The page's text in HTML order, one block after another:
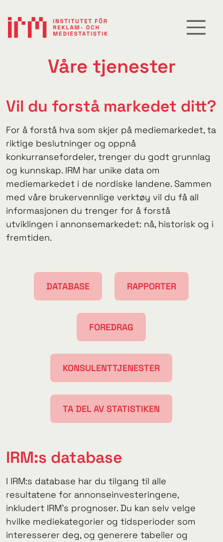
Våre tjenester
Vil du forstå markedet ditt?
For å forstå hva som skjer på mediemarkedet, ta
riktige beslutninger og oppnå
konkurransefordeler, trenger du godt grunnlag
og kunnskap. IRM har unike data om
mediemarkedet i de nordiske landene. Sammen
med våre brukervennlige verktøy vil du få all
informasjonen du trenger for å forstå
utviklingen i annonsemarkedet: nå, historisk og i
fremtiden.
DATABASE RAPPORTER
FOREDRAG
KONSULENTTJENESTER
TA DEL AV STATISTIKEN
IRM:s database
I IRM:s database har du tilgang til alle
resultatene for annonseinvesteringene,
inkludert IRM's prognoser. Du kan selv velge
hvilke mediekategorier og tidsperioder som
interesserer deg, og generere tabeller og